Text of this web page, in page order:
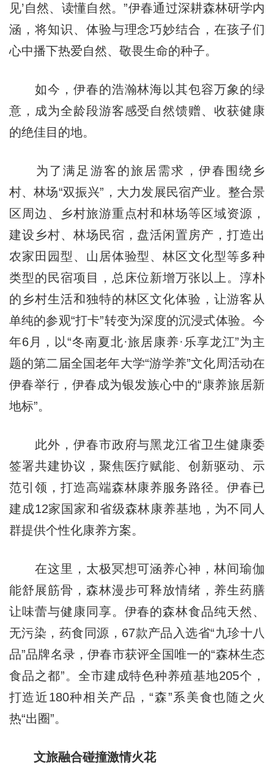
见’自然、读懂自然。”伊春通过深耕森林研学内
涵，将知识、体验与理念巧妙结合，在孩子们
心中播下热爱自然、敬畏生命的种子。
如今，伊春的浩瀚林海以其包容万象的绿
意，成为全龄段游客感受自然馈赠、收获健康
的绝佳目的地。
为了满足游客的旅居需求，伊春围绕乡
村、林场“双振兴”，大力发展民宿产业。整合景
区周边、乡村旅游重点村和林场等区域资源，
建设乡村、林场民宿，盘活闲置房产，打造出
农家田园型、山居体验型、林区文化型等多种
类型的民宿项目，总床位新增万张以上。淳朴
的乡村生活和独特的林区文化体验，让游客从
单纯的参观“打卡”转变为深度的沉浸式体验。今
年6月，以“冬南夏北·旅居康养·乐享龙江”为主
题的第二届全国老年大学“游学养”文化周活动在
伊春举行，伊春成为银发族心中的“康养旅居新
地标”。
此外，伊春市政府与黑龙江省卫生健康委
签署共建协议，聚焦医疗赋能、创新驱动、示
范引领，打造高端森林康养服务路径。伊春已
建成12家国家和省级森林康养基地，为不同人
群提供个性化康养方案。
在这里，太极冥想可涵养心神，林间瑜伽
能舒展筋骨，森林漫步可释放情绪，养生药膳
让味蕾与健康同享。伊春的森林食品纯天然、
无污染，药食同源，67款产品入选省“九珍十八
品”品牌名录，伊春市获评全国唯一的“森林生态
食品之都”。全市建成特色种养殖基地205个，
打造近180种相关产品，“森”系美食也随之火
热“出圈”。
文旅融合碰撞激情火花